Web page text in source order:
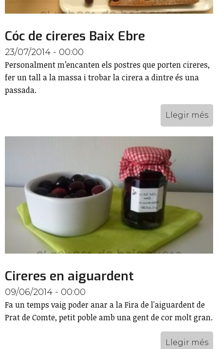
Cóc de cireres Baix Ebre
23/07/2014 - 00:00
Personalment m’encanten els postres que porten cireres,
fer un tall a la massa i trobar la cirera a dintre és una
passada.
Llegir més
Cireres en aiguardent
09/06/2014 - 00:00
Fa un temps vaig poder anar a la Fira de l'aiguardent de
Prat de Comte, petit poble amb una gent de cor molt gran.
Llegir més